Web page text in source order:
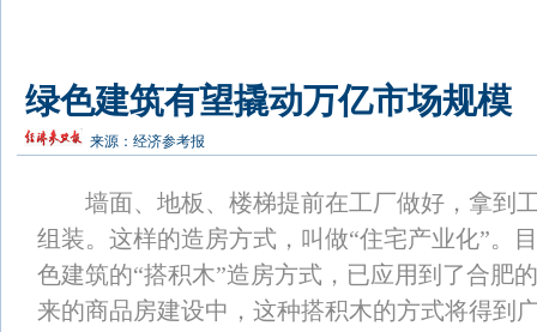
绿色建筑有望撬动万亿市场规
来源：经济参考报
墙面、地板、楼梯提前在工厂做好，拿到工
组装。这样的造房方式，叫做“住宅产业化”。
色建筑的“搭积木”造房方式，已应用到了合肥
来的商品房建设中，这种搭积木的方式将得到